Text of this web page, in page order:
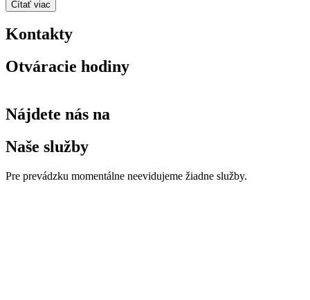
Čítať viac
Kontakty
Otváracie hodiny
Nájdete nás na
Naše služby
Pre prevádzku momentálne neevidujeme žiadne služby.